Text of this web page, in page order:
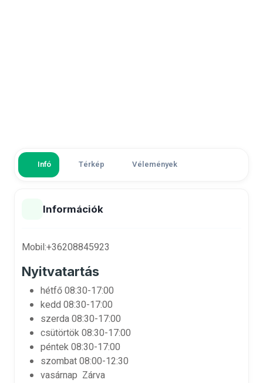
Infó Térkép Vélemények
Információk
Mobil:+36208845923
Nyitvatartás
hétfő08:30-17:00
kedd 08:30-17:00
szerda08:30-17:00
csütörtök08:30-17:00
péntek08:30-17:00
szombat08:00-12:30
vasárnap Zárva